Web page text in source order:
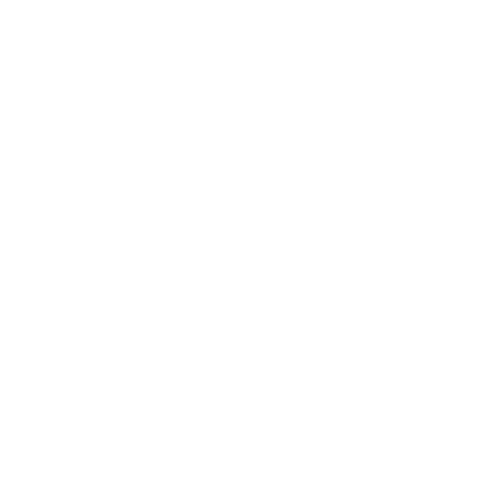
n. 107/2026, avente ad oggetto le istruzioni organizzative
1, comma 9, del D.L. n. 131/2024. Il documento illustra
per l'approvazione definitiva, da parte del Consiglio dei
elaborate dalla categoria in stretta collaborazione